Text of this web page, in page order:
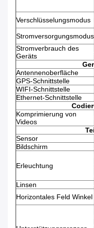
Verschlüsselungsmodus
Stromversorgungsmodus
Stromverbrauch des
Geräts
Antennenoberfläche
GPS-Schnittstelle
WIFI-Schnittstelle
Ethernet-Schnittstelle
Komprimierung von
Videos
Sensor
Bildschirm
Erleuchtung
Linsen
Horizontales Feld Winkel